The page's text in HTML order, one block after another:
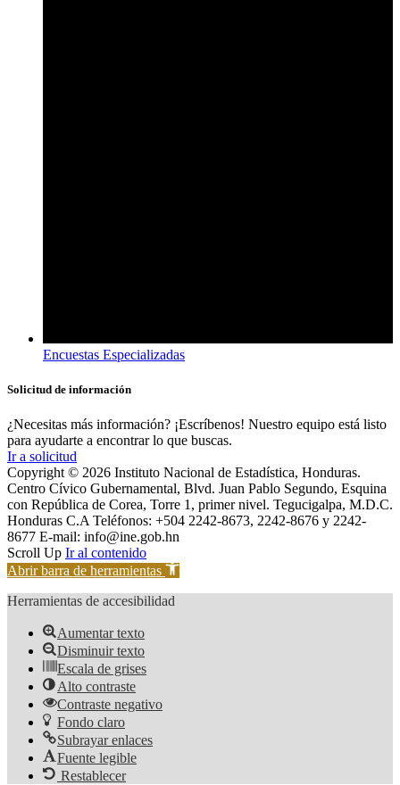
Encuestas Especializadas
Solicitud de información
¿Necesitas más información? ¡Escríbenos! Nuestro equipo está listo
para ayudarte a encontrar lo que buscas.
Ir a solicitud
Copyright © 2026 Instituto Nacional de Estadística, Honduras.
Centro Cívico Gubernamental, Blvd. Juan Pablo Segundo, Esquina
con República de Corea, Torre 1, primer nivel. Tegucigalpa, M.D.C.
Honduras C.A Teléfonos: +504 2242-8673, 2242-8676 y 2242-
8677 E-mail: info@ine.gob.hn
Scroll Up Ir al contenido
Abrir barra de herramientas
Herramientas de accesibilidad
Aumentar texto
Disminuir texto
Escala de grises
Alto contraste
Contraste negativo
Fondo claro
Subrayar enlaces
Fuente legible
Restablecer